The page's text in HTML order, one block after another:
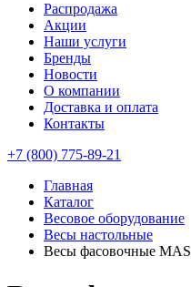
Распродажа
Акции
Наши услуги
Бренды
Новости
О компании
Доставка и оплата
Контакты
+7 (800) 775-89-21
Главная
Каталог
Весовое оборудование
Весы настольные
Весы фасовочные